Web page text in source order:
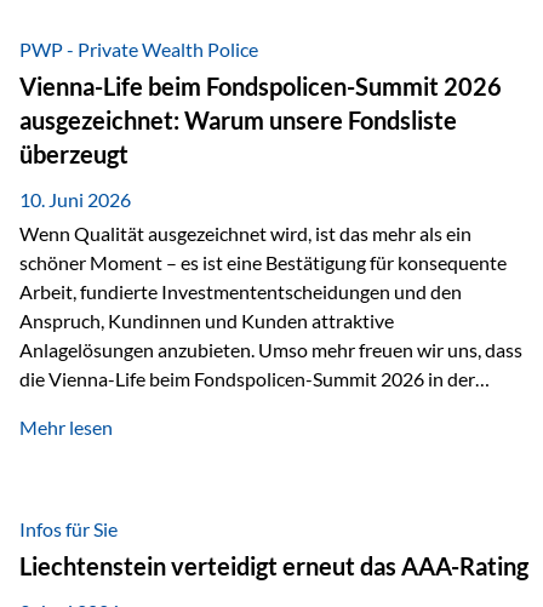
Leitfähigkeit aller Metalle. Diese Eigenschaft macht es für
zahlreiche Zukunftstechnologien praktisch unverzichtbar.
Silber findet sich unter anderem in: Solarmodulen
Elektrofahrzeugen Halbleitern Smartphones und Tablets…
PWP - Private Wealth Police
Vienna-Life beim Fondspolicen-Summit 2026
ausgezeichnet: Warum unsere Fondsliste
überzeugt
10. Juni 2026
Wenn Qualität ausgezeichnet wird, ist das mehr als ein
schöner Moment – es ist eine Bestätigung für konsequente
Arbeit, fundierte Investmententscheidungen und den
Anspruch, Kundinnen und Kunden attraktive
Anlagelösungen anzubieten. Umso mehr freuen wir uns, dass
die Vienna-Life beim Fondspolicen-Summit 2026 in der
dieser Ehrung ist der renommierte Fondspolicenreport der
analysiert und verglichen wurden. Das Ergebnis: Die ETF-
Auswahl der Vienna-Life zählt zu den drei besten Angeboten
am Markt. Für uns ist diese Auszeichnung eine Bestätigung
Mehr lesen
Infos für Sie
Liechtenstein verteidigt erneut das AAA-Rating